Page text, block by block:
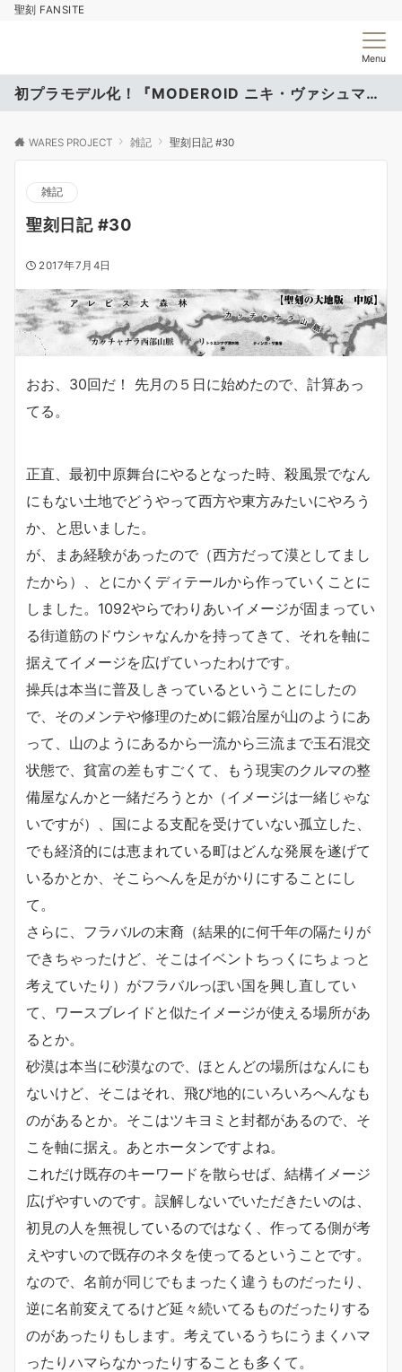
聖刻 FANSITE
Menu
初プラモデル化！『MODEROID ニキ・ヴァシュマール』
WARES PROJECT 雑記 聖刻日記 #30
雑記
聖刻日記 #30
2017年7月4日
おお、30回だ！ 先月の５日に始めたので、計算あっ
てる。
正直、最初中原舞台にやるとなった時、殺風景でなん
にもない土地でどうやって西方や東方みたいにやろう
か、と思いました。
が、まあ経験があったので（西方だって漠としてまし
たから）、とにかくディテールから作っていくことに
しました。1092やらでわりあいイメージが固まってい
る街道筋のドウシャなんかを持ってきて、それを軸に
据えてイメージを広げていったわけです。
操兵は本当に普及しきっているということにしたの
で、そのメンテや修理のために鍛冶屋が山のようにあ
って、山のようにあるから一流から三流まで玉石混交
状態で、貧富の差もすごくて、もう現実のクルマの整
備屋なんかと一緒だろうとか（イメージは一緒じゃな
いですが）、国による支配を受けていない孤立した、
でも経済的には恵まれている町はどんな発展を遂げて
いるかとか、そこらへんを足がかりにすることにし
て。
さらに、フラバルの末裔（結果的に何千年の隔たりが
できちゃったけど、そこはイベントちっくにちょっと
考えていたり）がフラバルっぽい国を興し直してい
て、ワースブレイドと似たイメージが使える場所があ
るとか。
砂漠は本当に砂漠なので、ほとんどの場所はなんにも
ないけど、そこはそれ、飛び地的にいろいろへんなも
のがあるとか。そこはツキヨミと封都があるので、そ
こを軸に据え。あとホータンですよね。
これだけ既存のキーワードを散らせば、結構イメージ
広げやすいのです。誤解しないでいただきたいのは、
初見の人を無視しているのではなく、作ってる側が考
えやすいので既存のネタを使ってるということです。
なので、名前が同じでもまったく違うものだったり、
逆に名前変えてるけど延々続いてるものだったりする
のがあったりもします。考えているうちにうまくハマ
ったりハマらなかったりすることも多くて。